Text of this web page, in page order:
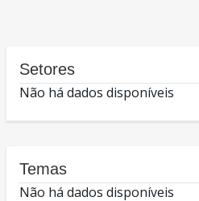
Setores
Não há dados disponíveis
Temas
Não há dados disponíveis